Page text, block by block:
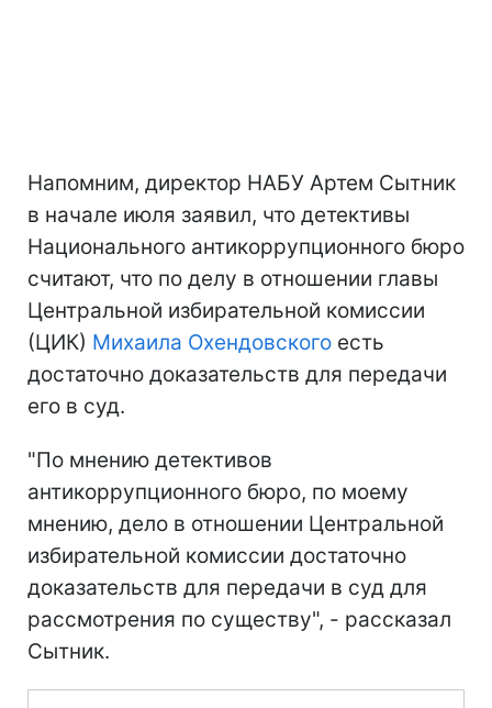
Напомним, директор НАБУ Артем Сытник
в начале июля заявил, что детективы
Национального антикоррупционного бюро
считают, что по делу в отношении главы
Центральной избирательной комиссии
(ЦИК) Михаила Охендовского есть
достаточно доказательств для передачи
его в суд.
"По мнению детективов
антикоррупционного бюро, по моему
мнению, дело в отношении Центральной
избирательной комиссии достаточно
доказательств для передачи в суд для
рассмотрения по существу", - рассказал
Сытник.